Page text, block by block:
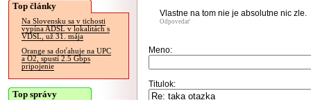
Top články
Na Slovensku sa v tichosti
vypína ADSL v lokalitách s
VDSL, už 31. mája
Orange sa doťahuje na UPC
a O2, spustí 2.5 Gbps
pripojenie
Top správy
Vlastne na tom nie je absolutne nic zle.
Odpovedať
Meno:
Titulok: